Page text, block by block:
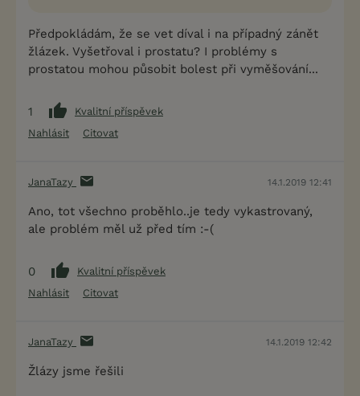
Předpokládám, že se vet díval i na případný zánět
žlázek. Vyšetřoval i prostatu? I problémy s
prostatou mohou působit bolest při vyměšování...
1
Kvalitní příspěvek
Nahlásit
Citovat
JanaTazy 14.1.2019 12:41
Ano, tot všechno proběhlo..je tedy vykastrovaný,
ale problém měl už před tím :-(
0
Kvalitní příspěvek
Nahlásit
Citovat
JanaTazy 14.1.2019 12:42
Žlázy jsme řešili